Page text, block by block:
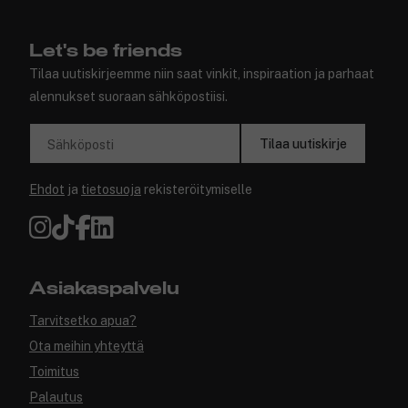
Let's be friends
Tilaa uutiskirjeemme niin saat vinkit, inspiraation ja parhaat
alennukset suoraan sähköpostiisi.
Sähköposti Tilaa uutiskirje
Ehdot ja tietosuoja rekisteröitymiselle
Asiakaspalvelu
Tarvitsetko apua?
Ota meihin yhteyttä
Toimitus
Palautus